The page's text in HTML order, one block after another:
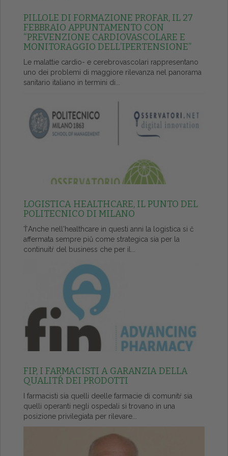
PILLOLE DI FORMAZIONE PROFAR, IL 27
FEBBRAIO APPUNTAMENTO CON
“PREVENZIONE CARDIOVASCOLARE E
MONITORAGGIO DELL’IPERTENSIONE”
Le malattie cardio- e cerebrovascolari rappresentano
uno dei problemi di maggiore rilevanza nel panorama
sanitario italiano in termini di...
LOGISTICA HEALTHCARE, IL PUNTO DEL
POLITECNICO DI MILANO
ŤAnche nell'healthcare in questi anni la logistica si č
affermata sempre piů come strategica sia per la
continuitŕ del business che per il...
FIP, I FARMACISTI A GARANZIA DELLA
QUALITŔ DEI PRODOTTI
I farmacisti sia quelli deelle farmacie di comunitŕ sia
quelli operanti negli ospedali si trovano in una
posizione privilegiata per rilevare...